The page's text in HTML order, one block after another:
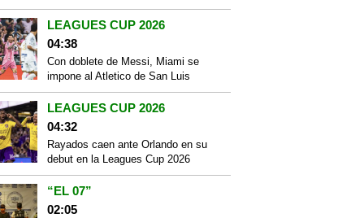
LEAGUES CUP 2026
04:38
Con doblete de Messi, Miami se
impone al Atletico de San Luis
LEAGUES CUP 2026
04:32
Rayados caen ante Orlando en su
debut en la Leagues Cup 2026
“EL 07”
02:05